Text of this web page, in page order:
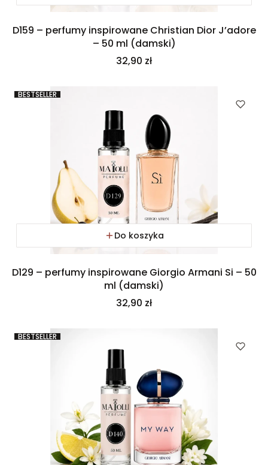
D159 – perfumy inspirowane Christian Dior J’adore
– 50 ml (damski)
Cena
32,90 zł
BESTSELLER
Do koszyka
D129 – perfumy inspirowane Giorgio Armani Si – 50
ml (damski)
Cena
32,90 zł
BESTSELLER